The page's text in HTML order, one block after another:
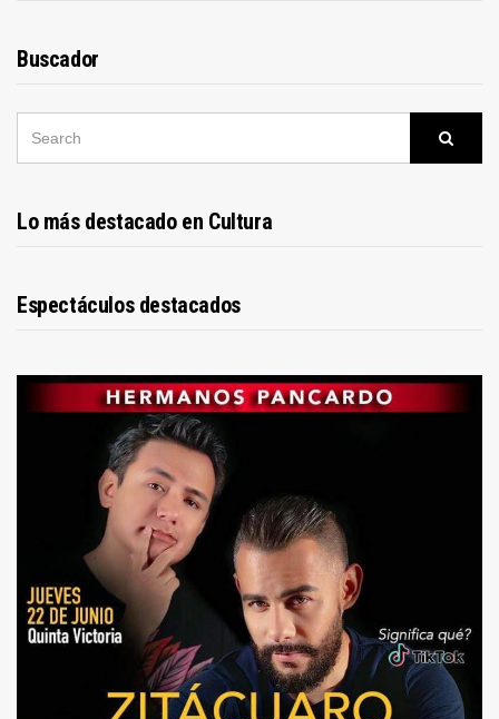
Buscador
Lo más destacado en Cultura
Espectáculos destacados